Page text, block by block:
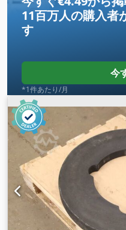
11百万人の購入者
す
今
*1件あたり/月